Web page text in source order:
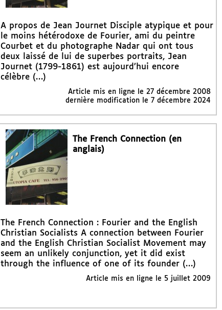
A propos de Jean Journet Disciple atypique et pour
le moins hétérodoxe de Fourier, ami du peintre
Courbet et du photographe Nadar qui ont tous
deux laissé de lui de superbes portraits, Jean
Journet (1799-1861) est aujourd’hui encore
célèbre (…)
Article mis en ligne le27 décembre 2008
dernière modification le 7 décembre 2024
The French Connection (en
anglais)
The French Connection : Fourier and the English
Christian Socialists A connection between Fourier
and the English Christian Socialist Movement may
seem an unlikely conjunction, yet it did exist
through the influence of one of its founder (…)
Article mis en ligne le 5 juillet 2009